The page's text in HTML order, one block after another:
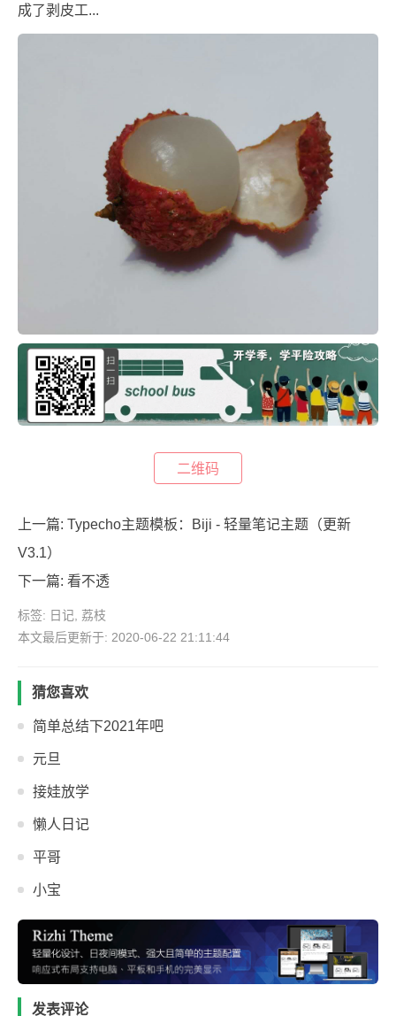
成了剥皮工...
二维码
上一篇: Typecho主题模板：Biji - 轻量笔记主题（更新
V3.1）
下一篇: 看不透
标签: 日记
荔枝
本文最后更新于: 2020-06-22 21:11:44
猜您喜欢
简单总结下2021年吧
元旦
接娃放学
懒人日记
平哥
小宝
发表评论